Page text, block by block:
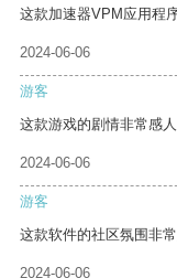
这款加速器VPM应用程
2024-06-06
游客
这款游戏的剧情非常感
2024-06-06
游客
这款软件的社区氛围非
2024-06-06